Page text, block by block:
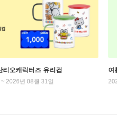
오캐릭터즈 유리컵
2026년 08월 31일
여